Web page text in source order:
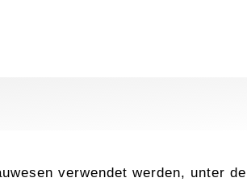
verwendet werden, unter